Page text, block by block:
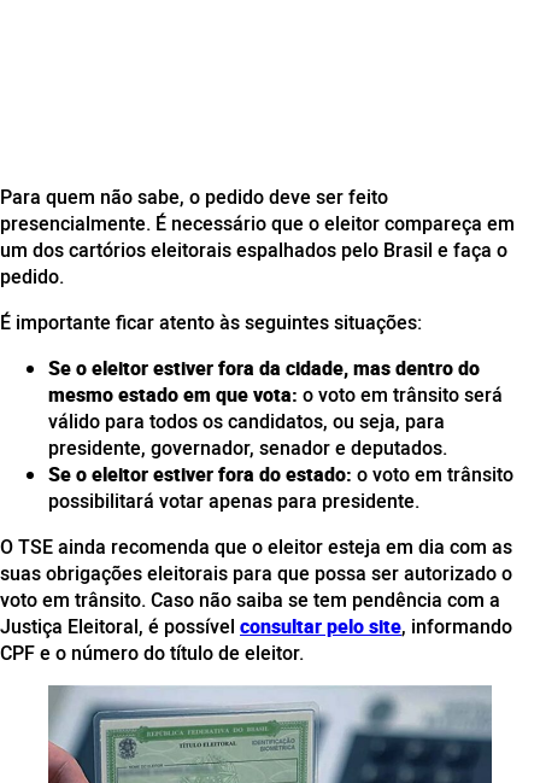
Para quem não sabe, o pedido deve ser feito
presencialmente. É necessário que o eleitor compareça em
um dos cartórios eleitorais espalhados pelo Brasil e faça o
pedido.
É importante ficar atento às seguintes situações:
Se o eleitor estiver fora da cidade, mas dentro do
mesmo estado em que vota: o voto em trânsito será
válido para todos os candidatos, ou seja, para
presidente, governador, senador e deputados.
Se o eleitor estiver fora do estado: o voto em trânsito
possibilitará votar apenas para presidente.
O TSE ainda recomenda que o eleitor esteja em dia com as
suas obrigações eleitorais para que possa ser autorizado o
voto em trânsito. Caso não saiba se tem pendência com a
Justiça Eleitoral, é possível consultar pelo site, informando
CPF e o número do título de eleitor.